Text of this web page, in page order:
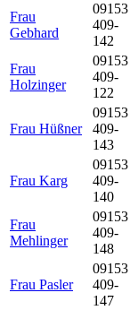
Frau
Gebhard
09153
409-
142
Frau
Holzinger
09153
409-
122
Frau Hüßner
09153
409-
143
Frau Karg
09153
409-
140
Frau
Mehlinger
09153
409-
148
Frau Pasler
09153
409-
147